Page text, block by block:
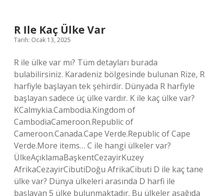
R Ile Kaç Ülke Var
Tarih: Ocak 13, 2025
R ile ülke var mı? Tüm detayları burada
bulabilirsiniz. Karadeniz bölgesinde bulunan Rize, R
harfiyle başlayan tek şehirdir. Dünyada R harfiyle
başlayan sadece üç ülke vardır. K ile kaç ülke var?
KCalmykia.Cambodia.Kingdom of
CambodiaCameroon.Republic of
Cameroon.Canada.Cape Verde.Republic of Cape
Verde.More items… C ile hangi ülkeler var?
ÜlkeAçıklamaBaşkentCezayirKuzey
AfrikaCezayirCibutiDoğu AfrikaCibuti D ile kaç tane
ülke var? Dünya ülkeleri arasında D harfi ile
başlayan 5 ülke bulunmaktadır. Bu ülkeler aşağıda